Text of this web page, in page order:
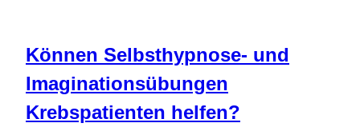
Können Selbsthypnose- und
Imaginationsübungen
Krebspatienten helfen?